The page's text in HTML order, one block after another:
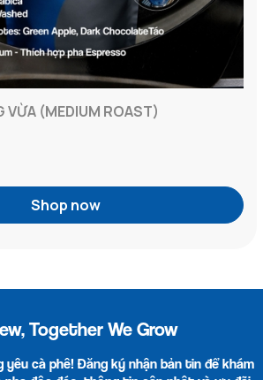
VỪA (MEDIUM ROAST)
Shop now
Together We Grow
cà phê! Đăng ký nhận bản tin để khám